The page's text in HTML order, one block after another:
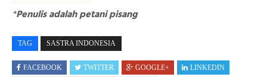
*Penulis adalah petani pisang
TAG SASTRA INDONESIA
FACEBOOK TWITTER GOOGLE+
LINKEDIN